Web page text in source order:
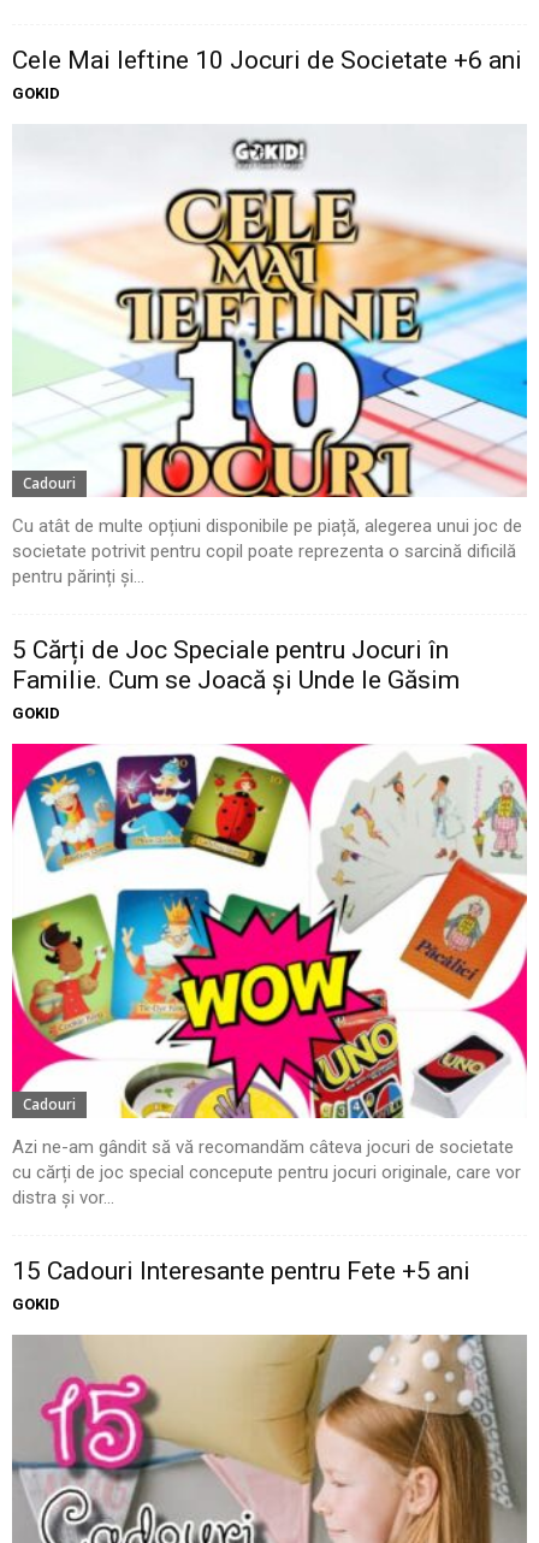
Cele Mai Ieftine 10 Jocuri de Societate +6 ani
GOKID
Cadouri
Cu atât de multe opțiuni disponibile pe piață, alegerea unui joc de
societate potrivit pentru copil poate reprezenta o sarcină dificilă
pentru părinți și...
5 Cărți de Joc Speciale pentru Jocuri în
Familie. Cum se Joacă și Unde le Găsim
GOKID
Cadouri
Azi ne-am gândit să vă recomandăm câteva jocuri de societate
cu cărți de joc special concepute pentru jocuri originale, care vor
distra și vor...
15 Cadouri Interesante pentru Fete +5 ani
GOKID